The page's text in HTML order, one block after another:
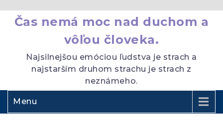
Čas nemá moc nad duchom a
vôľou človeka.
Najsilnejšou emóciou ľudstva je strach a
najstarším druhom strachu je strach z
neznámeho.
Menu